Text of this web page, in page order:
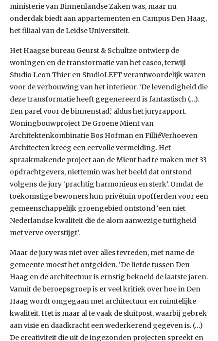
ministerie van Binnenlandse Zaken was, maar nu
onderdak biedt aan appartementen en Campus Den Haag,
het filiaal van de Leidse Universiteit.
Het Haagse bureau Geurst & Schultze ontwierp de
woningen en de transformatie van het casco, terwijl
Studio Leon Thier en StudioLEFT verantwoordelijk waren
voor de verbouwing van het interieur. ‘De levendigheid die
deze transformatie heeft gegenereerd is fantastisch (…).
Een parel voor de binnenstad,’ aldus het juryrapport.
Woningbouwproject De Groene Mient van
Architektenkombinatie Bos Hofman en FilliéVerhoeven
Architecten kreeg een eervolle vermelding. Het
spraakmakende project aan de Mient had te maken met 33
opdrachtgevers, niettemin was het beeld dat ontstond
volgens de jury ‘prachtig harmonieus en sterk’. Omdat de
toekomstige bewoners hun privétuin opofferden voor een
gemeenschappelijk groengebied ontstond ‘een niet
Nederlandse kwaliteit die de alom aanwezige tuttigheid
met verve overstijgt’.
Maar de jury was niet over alles tevreden, met name de
gemeente moest het ontgelden. ‘De liefde tussen Den
Haag en de architectuur is ernstig bekoeld de laatste jaren.
Vanuit de beroepsgroep is er veel kritiek over hoe in Den
Haag wordt omgegaan met architectuur en ruimtelijke
kwaliteit. Het is maar al te vaak de sluitpost, waarbij gebrek
aan visie en daadkracht een wederkerend gegeven is. (…)
De creativiteit die uit de ingezonden projecten spreekt en